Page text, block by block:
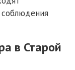
соблюдения
в Старой